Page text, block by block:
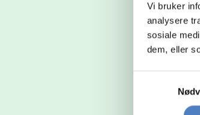
Vi bruker
analysere
sosiale
dem, eller